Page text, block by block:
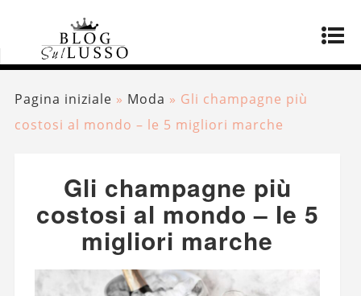
Pagina iniziale » Moda » Gli champagne più
costosi al mondo – le 5 migliori marche
Gli champagne più
costosi al mondo – le 5
migliori marche